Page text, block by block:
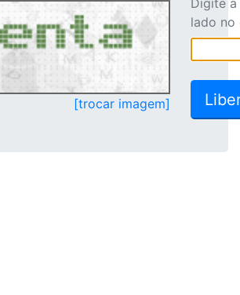
[trocar imagem]
Digite
lado no